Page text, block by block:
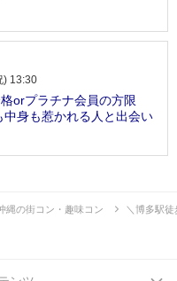
) 13:30
格orプラチナ会員の方限
中身も惹かれる人と出会い
縄の街コン・趣味コン ＼博多駅